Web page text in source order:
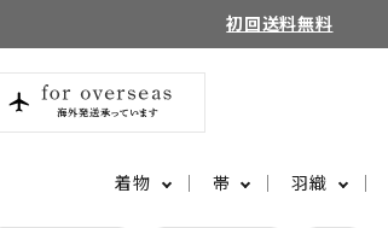
初回送料無料
着物 帯 羽織